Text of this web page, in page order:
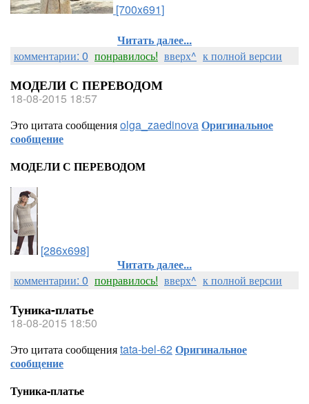
[700x691]
Читать далее...
комментарии: 0 понравилось! вверх^ к полной версии
МОДЕЛИ С ПЕРЕВОДОМ
18-08-2015 18:57
Это цитата сообщенияolga_zaedinovaОригинальное
сообщение
МОДЕЛИ С ПЕРЕВОДОМ
[286x698]
Читать далее...
комментарии: 0 понравилось! вверх^ к полной версии
Туника-платье
18-08-2015 18:50
Это цитата сообщенияtata-bel-62Оригинальное
сообщение
Туника-платье